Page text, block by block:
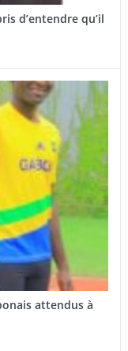
d’entendre qu’il
attendus à